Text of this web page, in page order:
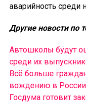
аварийность среди
Другие новости по
Автошколы будут
среди их
Всё больше
вождению в России
Госдума готовит